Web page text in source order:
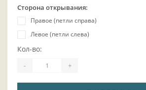
Сторона открывания:
Правое (петли справа)
Левое (петли слева)
Кол-во:
- +